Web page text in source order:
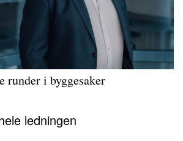
runder i byggesaker
ledningen